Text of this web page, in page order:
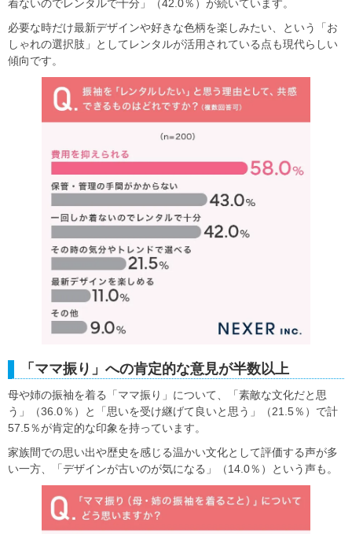
着ないのでレンタルで十分」（42.0％）が続いています。
必要な時だけ最新デザインや好きな色柄を楽しみたい、という「お
しゃれの選択肢」としてレンタルが活用されている点も現代らしい
傾向です。
「ママ振り」への肯定的な意見が半数以上
母や姉の振袖を着る「ママ振り」について、「素敵な文化だと思
う」（36.0％）と「思いを受け継げて良いと思う」（21.5％）で計
57.5％が肯定的な印象を持っています。
家族間での思い出や歴史を感じる温かい文化として評価する声が多
い一方、「デザインが古いのが気になる」（14.0％）という声も。